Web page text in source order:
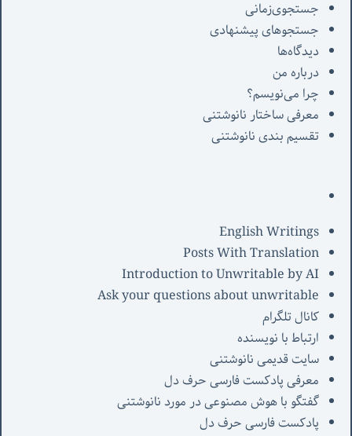
جستجوی‌زمانی
جستجوهای پیشنهادی
دیدگاه‌ها
درباره من
چرا می‌نویسم؟
معرفی‌ ساختار نانوشتنی
تقسیم بندی نانوشتنی
English Writings
Posts With Translation
Introduction to Unwritable by AI
Ask your questions about unwritable
کانال تلگرام
ارتباط با نویسنده
سایت قدیمی نانوشتنی
معرفی پادکست فارسی حرف دل
گفتگو با هوش مصنوعی در مورد نانوشتنی
پادکست فارسی حرف دل